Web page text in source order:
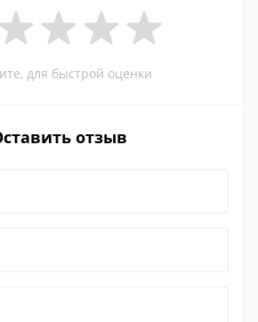
для быстрой оценки
отзыв